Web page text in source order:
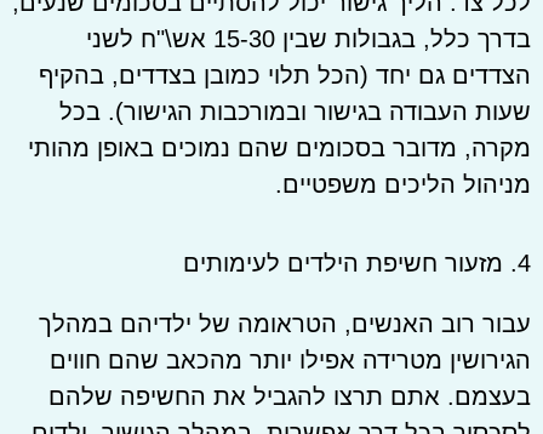
בדרך כלל, בגבולות שבין 15-30 אש\"ח לשני
הצדדים גם יחד (הכל תלוי כמובן בצדדים, בהקיף
שעות העבודה בגישור ובמורכבות הגישור). בכל
מקרה, מדובר בסכומים שהם נמוכים באופן מהותי
מניהול הליכים משפטיים.
4. מזעור חשיפת הילדים לעימותים
עבור רוב האנשים, הטראומה של ילדיהם במהלך
הגירושין מטרידה אפילו יותר מהכאב שהם חווים
בעצמם. אתם תרצו להגביל את החשיפה שלהם